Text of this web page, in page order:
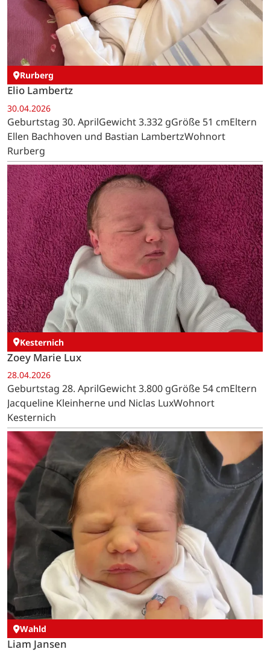
Rurberg
Elio Lambertz
30.04.2026
Geburtstag 30. AprilGewicht 3.332 gGröße 51 cmEltern
Ellen Bachhoven und Bastian LambertzWohnort
Rurberg
Kesternich
Zoey Marie Lux
28.04.2026
Geburtstag 28. AprilGewicht 3.800 gGröße 54 cmEltern
Jacqueline Kleinherne und Niclas LuxWohnort
Kesternich
Wahld
Liam Jansen